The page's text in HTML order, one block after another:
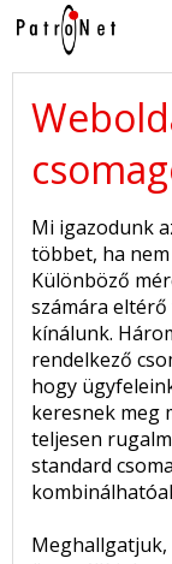
Mi igazodunk
többet, ha nem
Különböző
számára
kínálunk.
rendelkező
hogy
keresnek meg
teljesen
standard
Meghallgatjuk,